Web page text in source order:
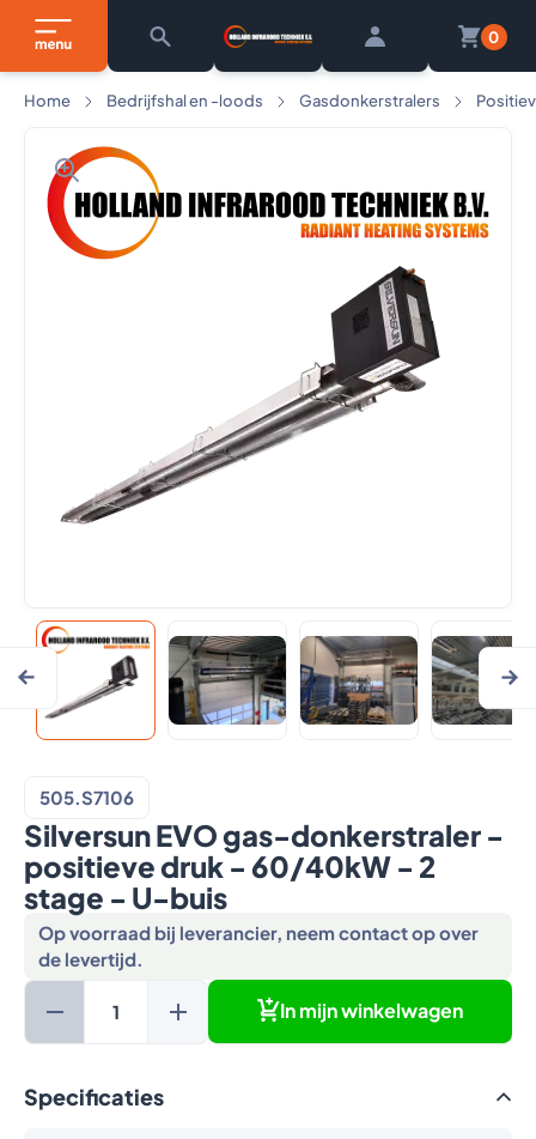
0
Home Bedrijfshal en -loods Gasdonkerstralers
505.S7106
Silversun EVO gas-donkerstraler -
positieve druk - 60/40kW - 2
stage - U-buis
Op voorraad bij leverancier, neem contact op over
de levertijd.
In mijn winkelwagen
Specificaties